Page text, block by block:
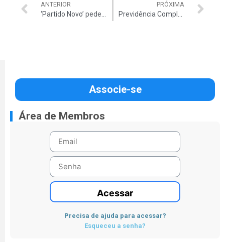
ANTERIOR
‘Partido Novo’ pede registro no TSE
PRÓXIMA
Previdência Complementar
Associe-se
Área de Membros
Acessar
Precisa de ajuda para acessar?
Esqueceu a senha?